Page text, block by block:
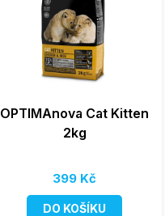
OPTIMAnova Cat Kitten
2kg
399 Kč
DO KOŠÍKU